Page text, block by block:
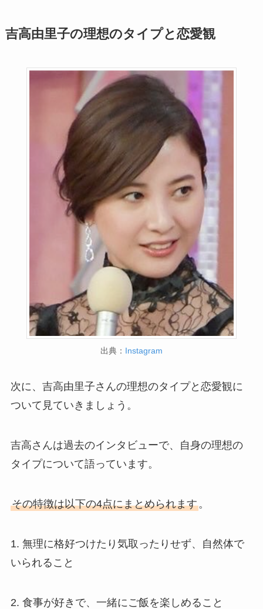
吉高由里子の理想のタイプと恋愛観
出典： Instagram
次に、吉高由里子さんの理想のタイプと恋愛観に
ついて見ていきましょう。
吉高さんは過去のインタビューで、自身の理想の
タイプについて語っています。
その特徴は以下の4点にまとめられます。
1. 無理に格好つけたり気取ったりせず、自然体で
いられること
2. 食事が好きで、一緒にご飯を楽しめること